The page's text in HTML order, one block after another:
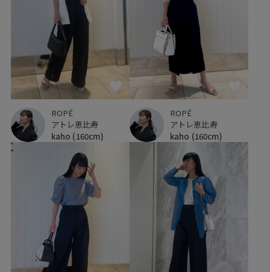
ROPÉ
アトレ恵比寿
kaho (160cm)
ROPÉ
アトレ恵比寿
kaho (160cm)